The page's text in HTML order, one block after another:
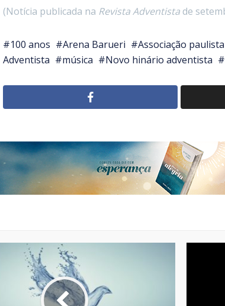
(Notícia publicada na Revista Adventista de
100 anos Arena Barueri Associação
Adventista
música Novo hinário adventista